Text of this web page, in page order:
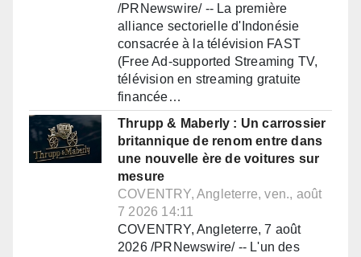
/PRNewswire/ -- La première
alliance sectorielle d'Indonésie
consacrée à la télévision FAST
(Free Ad-supported Streaming TV,
télévision en streaming gratuite
financée…
Thrupp & Maberly : Un carrossier
britannique de renom entre dans
une nouvelle ère de voitures sur
mesure
COVENTRY, Angleterre, ven., août
7 2026 14:11
COVENTRY, Angleterre, 7 août
2026 /PRNewswire/ -- L'un des